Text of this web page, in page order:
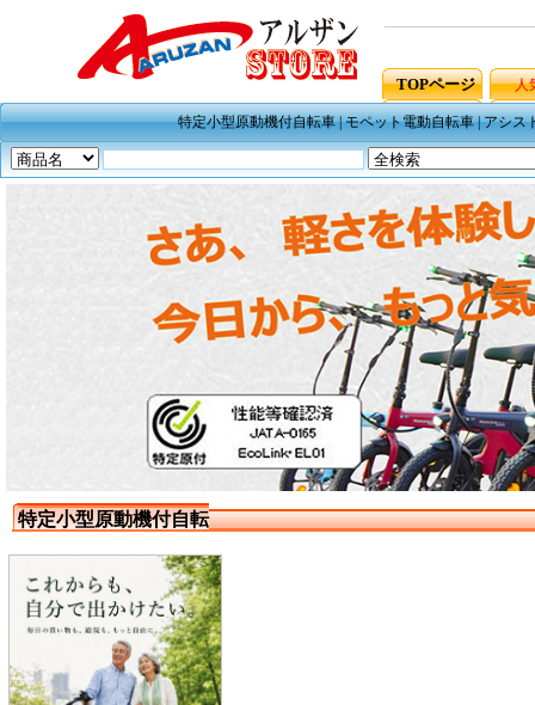
TOPページ 人
特定小型原動機付自転車|モペット電動自転車|アシス
特定小型原動機付自転